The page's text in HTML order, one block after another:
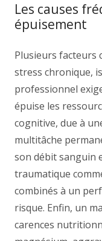
Les causes
épuisement
Plusieurs facteurs
stress chronique,
professionnel
épuise les
cognitive, due à
multitâche
son débit sanguin
traumatique
combinés à un
risque. Enfin, un
carences